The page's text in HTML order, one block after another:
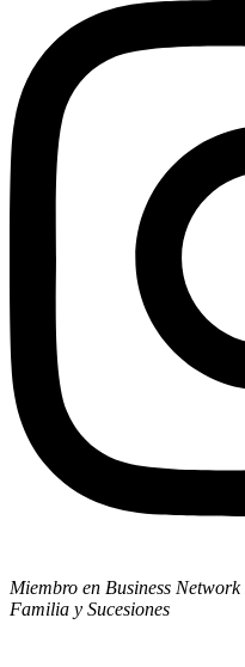
Miembro en Business
Familia y Sucesiones